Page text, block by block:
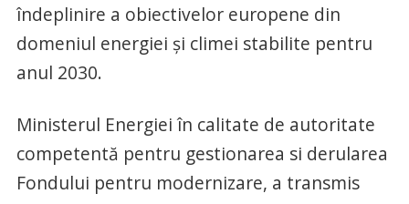
îndeplinire a obiectivelor europene din
domeniul energiei și climei stabilite pentru
anul 2030.
Ministerul Energiei în calitate de autoritate
competentă pentru gestionarea si derularea
Fondului pentru modernizare, a transmis